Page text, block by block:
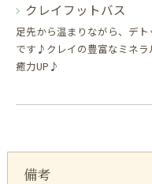
クレイフットバス
足先から温まりながら、デ
です♪クレイの豊富なミネ
癒力UP♪
備考